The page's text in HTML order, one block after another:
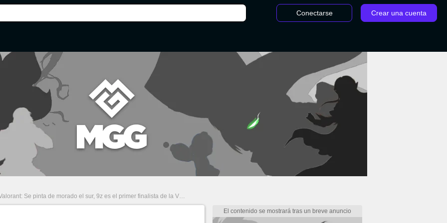
Conectarse Crear una cuenta
Se pinta de morado el sur, 9z es el primer finalista de la VCL Sur con una victoria reñida ante All Knights